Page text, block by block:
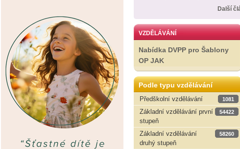
Další
VZDĚLÁVÁNÍ
Nabídka DVPP pro Šablony
OP JAK
Podle typu vzdělávání
Předškolní vzdělávání
1081
Základní vzdělávání první
stupeň
54422
Základní vzdělávání
druhý stupeň
58260